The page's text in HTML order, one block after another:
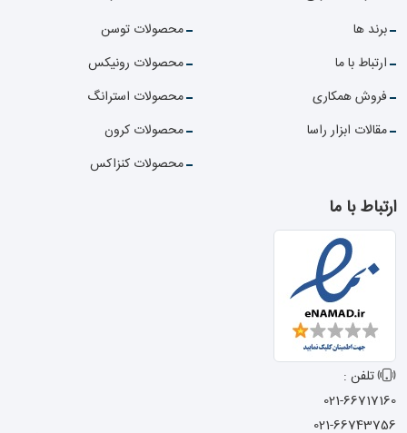
برند ها
ارتباط با ما
فروش همکاری
مقالات ابزار راسا
محصولات توسن
محصولات رونیکس
محصولات استرانگ
محصولات کرون
محصولات کنزاکس
ارتباط با ما
تلفن :
021-66717160
021-66743756